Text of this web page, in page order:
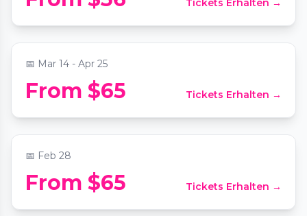
Tickets Erhalten →
Make Your Own Dumplings - Austin
📍Café Crème
📅 Mar 14 - Apr 25
From $65 Tickets Erhalten →
Fresh Handmade Pasta - Austin
📍Café Crème
📅 Feb 28
From $65 Tickets Erhalten →
Valentine's Day Cookie Decorating in
Austin
📍Fareground Austin